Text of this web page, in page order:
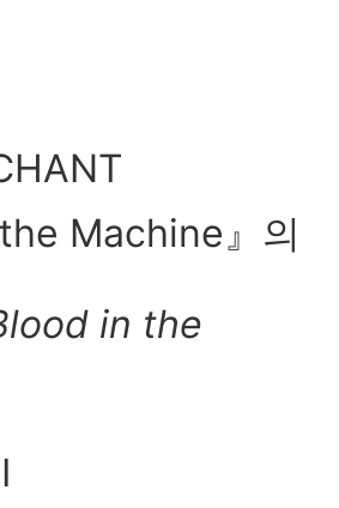
Machine』의
in the